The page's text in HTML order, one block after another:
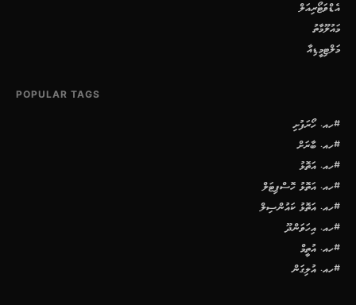
އެޑްވަޓޯރިއަލް
މައުލޫމާތު
މަލްޓިމީޑިއާ
POPULAR TAGS
#ހއ. ހޯރަފުށި
#ހއ. ބާރަށް
#ހއ. އަތޮޅު
#ހއ. އަތޮޅު ހޮސްޕިޓަލް
#ހއ. އަތޮޅު ކައުންސިލް
#ހއ. އިހަވަންދޫ
#ހއ. އުތީމް
#ހއ. އުލިގަން